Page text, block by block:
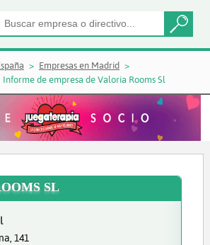
Empresas en Madrid
Informe de empresa de Valoria Rooms Sl
SL
141